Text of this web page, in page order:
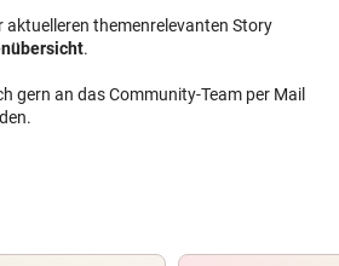
aktuelleren themenrelevanten Story
.
gern an das Community-Team per Mail